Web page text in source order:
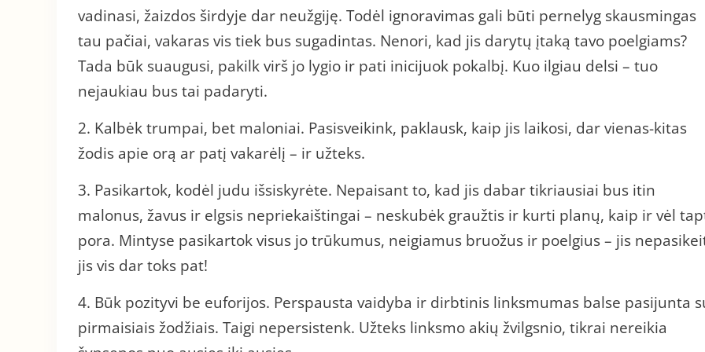
vadinasi, žaizdos širdyje dar neužgiję. Todėl ignoravimas gali būti pernelyg skausmingas
tau pačiai, vakaras vis tiek bus sugadintas. Nenori, kad jis darytų įtaką tavo poelgiams?
Tada būk suaugusi, pakilk virš jo lygio ir pati inicijuok pokalbį. Kuo ilgiau delsi – tuo
nejaukiau bus tai padaryti.
2. Kalbėk trumpai, bet maloniai. Pasisveikink, paklausk, kaip jis laikosi, dar vienas-kitas
žodis apie orą ar patį vakarėlį – ir užteks.
3. Pasikartok, kodėl judu išsiskyrėte. Nepaisant to, kad jis dabar tikriausiai bus itin
malonus, žavus ir elgsis nepriekaištingai – neskubėk graužtis ir kurti planų, kaip ir vėl
pora. Mintyse pasikartok visus jo trūkumus, neigiamus bruožus ir poelgius – jis
jis vis dar toks pat!
4. Būk pozityvi be euforijos. Perspausta vaidyba ir dirbtinis linksmumas balse pasijunta
pirmaisiais žodžiais. Taigi nepersistenk. Užteks linksmo akių žvilgsnio, tikrai nereikia